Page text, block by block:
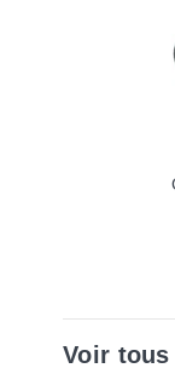
Voir